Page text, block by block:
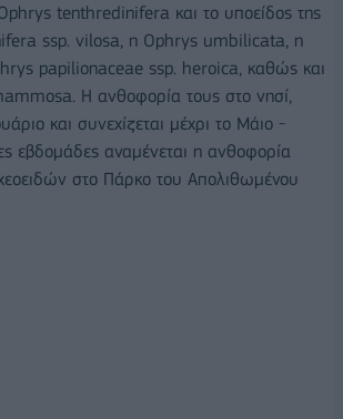
tenthredinifera και το υποείδος της
ssp. vilosa, η Ophrys umbilicata, η
papilionaceae ssp. heroica, καθώς και
Η ανθοφορία τους στο νησί,
και συνεχίζεται μέχρι το Μάιο -
εβδομάδες αναμένεται η ανθοφορία
στο Πάρκο του Απολιθωμένου